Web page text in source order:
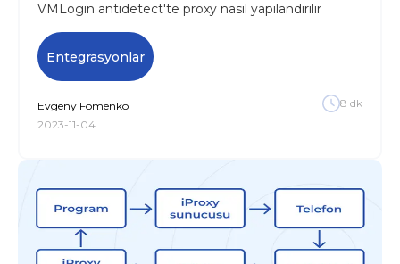
VMLogin antidetect'te proxy nasıl yapılandırılır
Entegrasyonlar
Evgeny Fomenko
2023-11-04
8 dk